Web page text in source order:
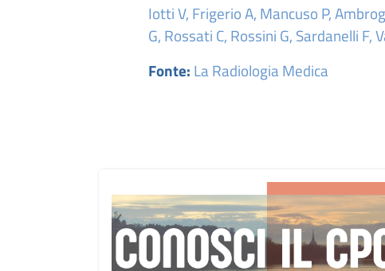
Iotti V, Frigerio A, Mancuso P,
G, Rossati C, Rossini G, Sardanelli F,
Fonte: La Radiologia Medica